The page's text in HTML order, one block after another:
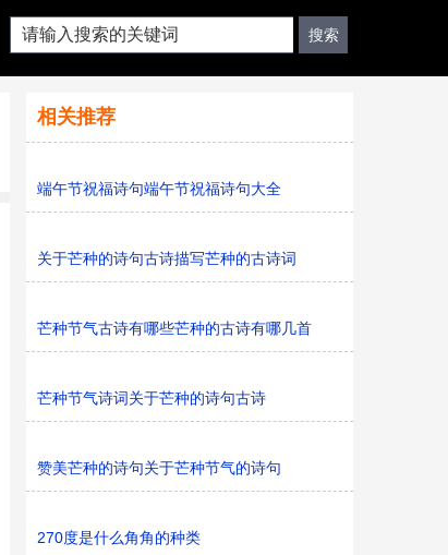
相关推荐
端午节祝福诗句端午节祝福诗句大全
关于芒种的诗句古诗描写芒种的古诗词
芒种节气古诗有哪些芒种的古诗有哪几首
芒种节气诗词关于芒种的诗句古诗
赞美芒种的诗句关于芒种节气的诗句
270度是什么角角的种类